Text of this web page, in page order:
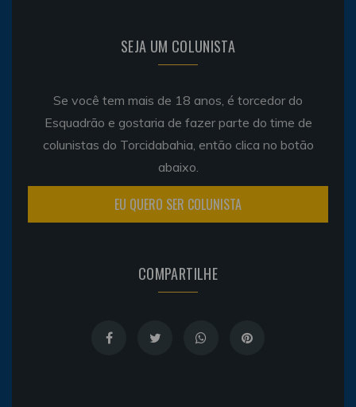
SEJA UM COLUNISTA
Se você tem mais de 18 anos, é torcedor do
Esquadrão e gostaria de fazer parte do time de
colunistas do Torcidabahia, então clica no botão
abaixo.
EU QUERO SER COLUNISTA
COMPARTILHE